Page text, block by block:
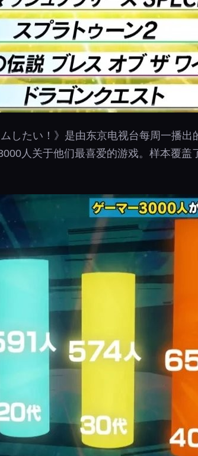
したい！》是由东京电视台每周一播
人关于他们最喜爱的游戏。样本覆